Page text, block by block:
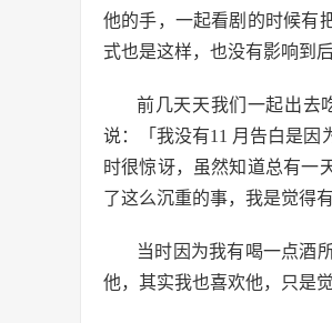
他的手，一起看剧的时候有
式也是这样，也没有影响到
前几天天我们一起出去
说：「我没有11 月告白是因
时很惊讶，虽然知道总有一
了这么沉重的事，我是觉得
当时因为我有喝一点酒
他，其实我也喜欢他，只是